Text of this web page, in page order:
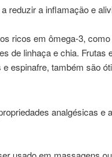
reduzir a inflamação e
ricos em ômega-3,
de linhaça e chia. Frutas
espinafre, também são
analgésicas e